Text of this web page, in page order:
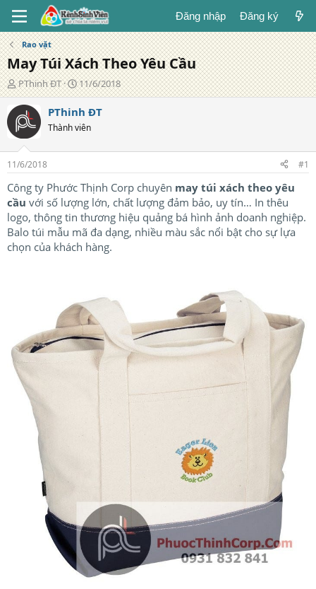
Đăng nhập Đăng ký
Rao vặt
May Túi Xách Theo Yêu Cầu
T
á
c
g
i
ả
PThinh ĐT
N
g
à
y
đ
g
11/6/2018
PThinh ĐT
Thành viên
11/6/2018 #1
Công ty Phước Thịnh Corp chuyên may túi xách theo yêu
cầu với số lượng lớn, chất lượng đảm bảo, uy tín… In thêu
logo, thông tin thương hiệu quảng bá hình ảnh doanh nghiệp.
Balo túi mẫu mã đa dạng, nhiều màu sắc nổi bật cho sự lựa
chọn của khách hàng.